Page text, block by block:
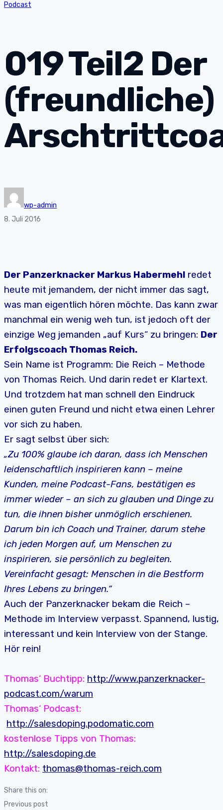
Podcast
019 Teil2 Der
(freundliche)
wp-admin
8. Juli 2016
Der Panzerknacker Markus Habermehl redet
heute mit jemandem, der nicht immer das sagt,
was man eigentlich hören möchte. Das kann zwar
manchmal ein wenig weh tun, ist jedoch oft der
einzige Weg jemanden „auf Kurs“ zu bringen: Der
Erfolgscoach Thomas Reich.
Sein Name ist Programm: Die Reich – Methode
von Thomas Reich. Und darin redet er Klartext.
Und trotzdem hat man schnell den Eindruck
einen guten Freund und nicht etwa einen Lehrer
vor sich zu haben.
Er sagt selbst über sich:
„Zu 100% glaube ich daran, dass ich Menschen
leidenschaftlich inspirieren kann – meine
Kunden, meine Podcast-Fans, bestätigen es
immer wieder – an sich zu glauben und Dinge zu
tun, die ihnen bisher unmöglich erschienen.
Darum bin ich Coach und Trainer, darum stehe
ich jeden Morgen auf, um Menschen zu
inspirieren, sie persönlich zu begleiten.
Vereinfacht gesagt: Menschen in die Bestform
Ihres Lebens zu bringen.“
Auch der Panzerknacker bekam die Reich –
Methode im Interview verpasst. Spannend, lustig,
interessant und kein Interview von der Stange.
Hör rein!
Thomas‘ Buchtipp: http://www.panzerknacker-
podcast.com/warum
Thomas‘ Podcast:
http://salesdoping.podomatic.com
kostenlose Tipps von Thomas:
http://salesdoping.de
Kontakt: thomas@thomas-reich.com
Share this on:
Previous post